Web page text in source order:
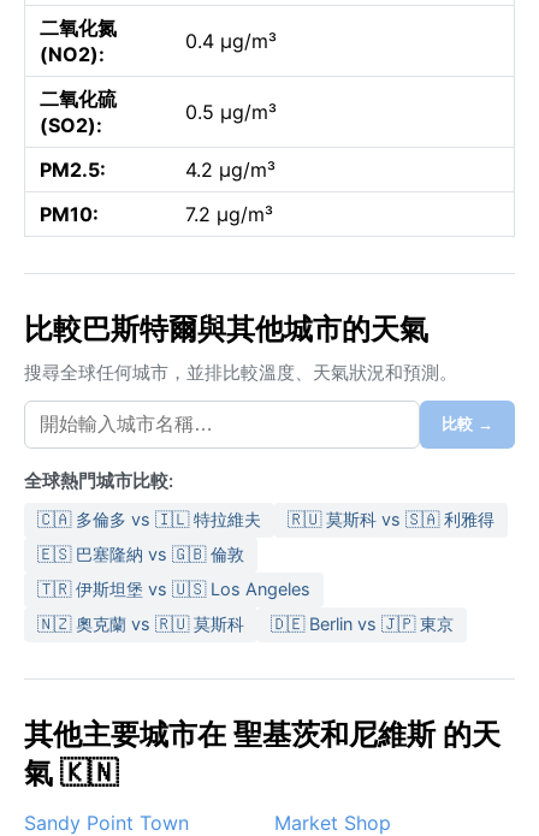
二氧化氮
(NO2):
0.4 µg/m³
二氧化硫
(SO2):
0.5 µg/m³
PM2.5:
4.2 µg/m³
PM10:
7.2 µg/m³
比較巴斯特爾與其他城市的天氣
搜尋全球任何城市，並排比較溫度、天氣狀況和預測。
比較 →
全球熱門城市比較:
🇨🇦 多倫多 vs 🇮🇱 特拉維夫
🇷🇺 莫斯科 vs 🇸🇦 利雅得
🇪🇸 巴塞隆納 vs 🇬🇧 倫敦
🇹🇷 伊斯坦堡 vs 🇺🇸 Los Angeles
🇳🇿 奧克蘭 vs 🇷🇺 莫斯科
🇩🇪 Berlin vs 🇯🇵 東京
其他主要城市在 聖基茨和尼維斯 的天
氣 🇰🇳
Sandy Point Town
Market Shop